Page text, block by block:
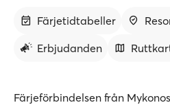
Färjetidtabeller
Erbjudanden
Färjeförbindelsen från